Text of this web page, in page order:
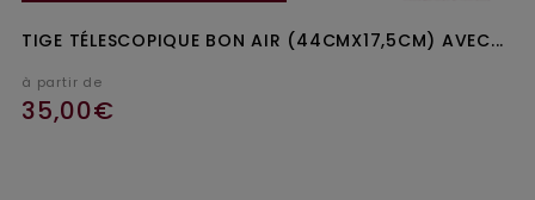
TIGE TÉLESCOPIQUE BON AIR (44CMX17,5CM) AVEC...
à partir de
35,00€